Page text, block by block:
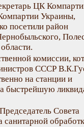
ЦК
Украины,
посетили район
комиссии,
СССР
на станции и
быстрейшую
Совета